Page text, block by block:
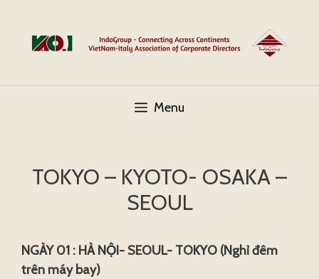
content
Menu
TOKYO – KYOTO- OSAKA –
SEOUL
NGÀY 01 : HÀ NỘI- SEOUL- TOKYO (Nghỉ đêm
trên máy bay)